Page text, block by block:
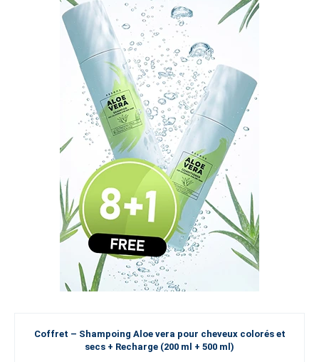
Coffret – Shampoing Aloe vera pour cheveux colorés et
secs + Recharge (200 ml + 500 ml)